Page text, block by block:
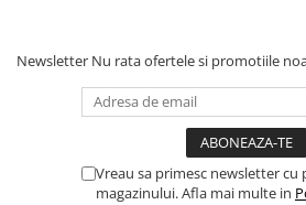
Newsletter Nu rata ofertele si promotiile
Vreau sa primesc newsletter
magazinului. Afla mai multe in